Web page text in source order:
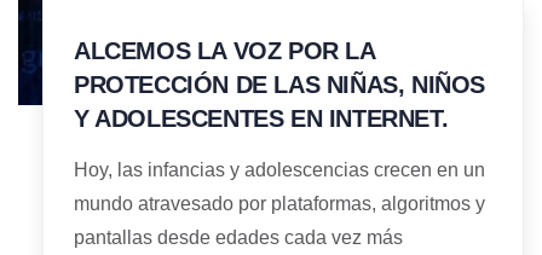
ALCEMOS LA VOZ POR LA
PROTECCIÓN DE LAS NIÑAS, NIÑOS
Y ADOLESCENTES EN INTERNET.
Hoy, las infancias y adolescencias crecen en un
mundo atravesado por plataformas, algoritmos y
pantallas desde edades cada vez más